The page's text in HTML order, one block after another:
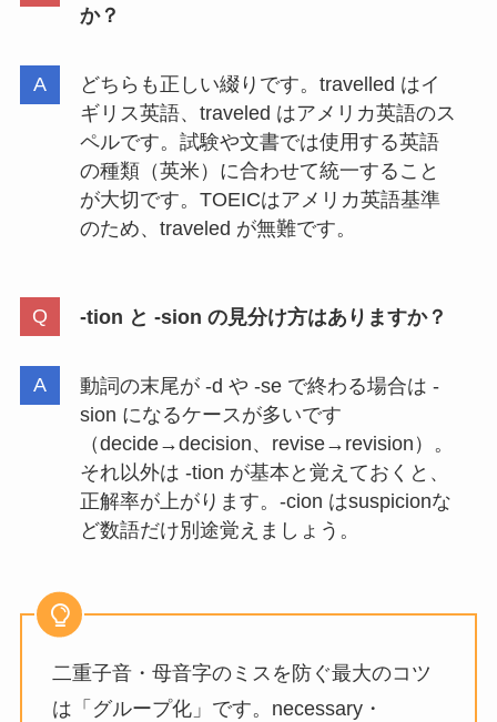
か？
どちらも正しい綴りです。travelled はイ
ギリス英語、traveled はアメリカ英語のス
ペルです。試験や文書では使用する英語
の種類（英米）に合わせて統一すること
が大切です。TOEICはアメリカ英語基準
のため、traveled が無難です。
-tion と -sion の見分け方はありますか？
動詞の末尾が -d や -se で終わる場合は -
sion になるケースが多いです
（decide→decision、revise→revision）。
それ以外は -tion が基本と覚えておくと、
正解率が上がります。-cion はsuspicionな
ど数語だけ別途覚えましょう。
二重子音・母音字のミスを防ぐ最大のコツ
は「グループ化」です。necessary・